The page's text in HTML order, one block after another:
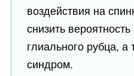
воздействия на
снизить
глиального рубца, а
синдром.